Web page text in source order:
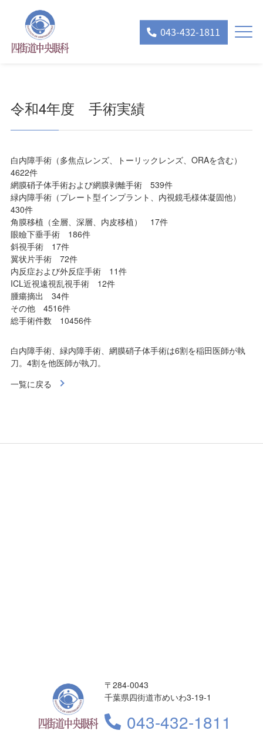
043-432-1811
令和4年度 手術実績
白内障手術（多焦点レンズ、トーリックレンズ、ORAを含む）
4622件
網膜硝子体手術および網膜剥離手術 539件
緑内障手術（プレート型インプラント、内視鏡毛様体凝固他）
430件
角膜移植（全層、深層、内皮移植） 17件
眼瞼下垂手術 186件
斜視手術 17件
翼状片手術 72件
内反症および外反症手術 11件
ICL近視遠視乱視手術 12件
腫瘍摘出 34件
その他 4516件
総手術件数 10456件
白内障手術、緑内障手術、網膜硝子体手術は6割を稲田医師が執
刀。4割を他医師が執刀。
一覧に戻る
〒284-0043
千葉県四街道市めいわ3-19-1
043-432-1811